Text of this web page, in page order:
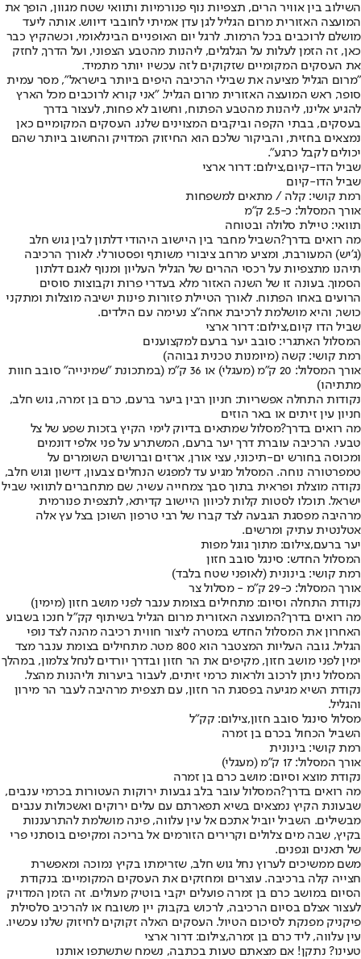
השילוב בין אוויר הרים, תצפיות נוף פנורמיות ותוואי שטח מגוון, הופך את
המועצה האזורית מרום הגליל לגן עדן אמיתי לחובבי דיווש. אותה ליעד
מושלם לרוכבים בכל הרמות. לרגל יום האופניים הבינלאומי, וכשהקיץ כבר
כאן, זה הזמן לעלות על הגלגלים, ליהנות מהטבע הצפוני, ועל הדרך, לחזק
את העסקים המקומיים שזקוקים לזה עכשיו יותר מתמיד.
"מרום הגליל מציעה את שבילי הרכיבה היפים ביותר בישראל", מסר עמית
סופר, ראש המועצה האזורית מרום הגליל. "אני קורא לרוכבים מכל הארץ
להגיע אלינו, ליהנות מהטבע הפתוח, וחשוב לא פחות, לעצור בדרך
בעסקים, בבתי הקפה וביקבים המצוינים שלנו. העסקים המקומיים כאן
נמצאים בחזית, והביקור שלכם הוא החיזוק המדויק והחשוב ביותר שהם
יכולים לקבל כרגע".
שביל הדו-קיום,צילום: דרור ארצי
שביל הדו-קיום
רמת קושי: קלה / מתאים למשפחות
אורך המסלול: כ-2.5 ק"מ
תוואי: טיילת סלולה ובטוחה
מה רואים בדרך?השביל מחבר בין היישוב היהודי דלתון לבין גוש חלב
(ג'יש) המעורבת, ומציע מרחב ציבורי משותף ופסטורלי. לאורך הרכיבה
תיהנו מתצפיות על רכסי ההרים של הגליל העליון ומנוף לאגם דלתון
הסמוך. בעונה זו של השנה האזור מלא בעדרי פרות וקבוצות סוסים
הרועים באחו הפתוח. לאורך הטיילת פזורות פינות ישיבה מוצלות ומתקני
כושר, והיא מושלמת לרכיבת אחה"צ נעימה עם הילדים.
שביל הדו קיום,צילום: דרור ארצי
המסלול האתגרי: סובב יער ברעם למקצוענים
רמת קושי: קשה (מיומנות טכנית גבוהה)
אורך המסלול: 20 ק"מ (מעגלי) או 36 ק"מ (במתכונת "שמינייה" סובב חוות
מתתיהו)
נקודות התחלה אפשריות: חניון רבין ביער ברעם, כרם בן זמרה, גוש חלב,
חניון עין זיתים או באר הוזים
מה רואים בדרך?מסלול שמתאים בדיוק לימי הקיץ בזכות שפע של צל
טבעי. הרכיבה עוברת דרך יער ברעם, המשתרע על פני אלפי דונמים
ומכוסה בחורש ים-תיכוני, עצי אורן, ארזים וברושים השומרים על
טמפרטורה נוחה. המסלול מגיע עד למפגש הנחלים צבעון, דישון וגוש חלב,
נקודה מוצלת ופראית בתוך סבך צמחייה עשיר, שם מתחברים לתוואי שביל
ישראל. תוכלו לסטות קלות לכיוון היישוב קדיתא, לתצפית פנורמית
מרהיבה מפסגת הגבעה לצד קברו של רבי טרפון השוכן בצל עץ אלה
אטלנטית עתיק ומרשים.
יער ברעם,צילום: מתוך גוגל מפות
המסלול החדש: סינגל סובב חזון
רמת קושי: בינונית (לאופני שטח בלבד)
אורך המסלול: כ-29 ק"מ - מסלול צר
נקודת התחלה וסיום: מתחילים בצומת ענבר לפני מושב חזון (מימין)
מה רואים בדרך?המועצה האזורית מרום הגליל בשיתוף קק"ל חנכו בשבוע
האחרון את המסלול החדש במטרה ליצור חווית רכיבה מהנה לצד נופי
הגליל. גובה העליות המצטבר הוא 800 מטר. מתחילים בצומת ענבר מצד
ימין לפני מושב חזון, מקיפים את הר חזון ובדרך יורדים לנחל צלמון, במהלך
המסלול ניתן לרכוב ולראות כרמי זיתים, לעבור ביערות וליהנות מהצל.
נקודת השיא מגיעה בפסגת הר חזון, עם תצפית מרהיבה לעבר הר מירון
והגליל.
מסלול סינגל סובב חזון,צילום: קק"ל
השביל הכחול בכרם בן זמרה
רמת קושי: בינונית
אורך המסלול: 17 ק"מ (מעגלי)
נקודת מוצא וסיום: מושב כרם בן זמרה
מה רואים בדרך?המסלול עובר בלב גבעות ירוקות העטורות בכרמי ענבים,
שבעונת הקיץ נמצאים בשיא תפארתם עם עלים ירוקים ואשכולות ענבים
מבשילים. השביל יוביל אתכם אל עין עלווה, פינה מושלמת להתרעננות
בקיץ, שבה מים צלולים וקרירים הזורמים אל בריכה ומקיפים בוסתני פרי
של תאנים וגפנים.
משם ממשיכים לערוץ נחל גוש חלב, שזרימתו בקיץ נמוכה ומאפשרת
חצייה קלה ברכיבה. עוצרים ומחזקים את העסקים המקומיים: בנקודת
הסיום במושב כרם בן זמרה פועלים יקבי בוטיק מעולים. זה הזמן המדויק
לעצור אצלם בסיום הרכיבה, לרכוש בקבוק יין משובח או להרכיב סלסילת
פיקניק מפנקת לסיכום הטיול. העסקים האלה זקוקים לחיזוק שלנו עכשיו.
עין עלווה, ליד כרם בן זמרה,צילום: דרור ארצי
טעינו? נתקן! אם מצאתם טעות בכתבה, נשמח שתשתפו אותנו